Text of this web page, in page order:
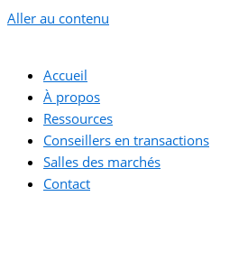
Aller au contenu
Accueil
À propos
Ressources
Conseillers en transactions
Salles des marchés
Contact